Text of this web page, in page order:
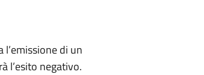
di un
l’esito negativo.